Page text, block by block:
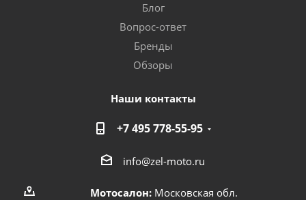
Блог
Вопрос-ответ
Бренды
Обзоры
Наши контакты
+7 495 778-55-95
info@zel-moto.ru
Мотосалон: Московская обл.